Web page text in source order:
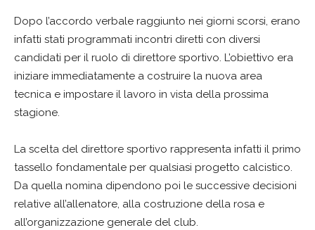
Dopo l’accordo verbale raggiunto nei giorni scorsi, erano
infatti stati programmati incontri diretti con diversi
candidati per il ruolo di direttore sportivo. L’obiettivo era
iniziare immediatamente a costruire la nuova area
tecnica e impostare il lavoro in vista della prossima
stagione.
La scelta del direttore sportivo rappresenta infatti il primo
tassello fondamentale per qualsiasi progetto calcistico.
Da quella nomina dipendono poi le successive decisioni
relative all’allenatore, alla costruzione della rosa e
all’organizzazione generale del club.